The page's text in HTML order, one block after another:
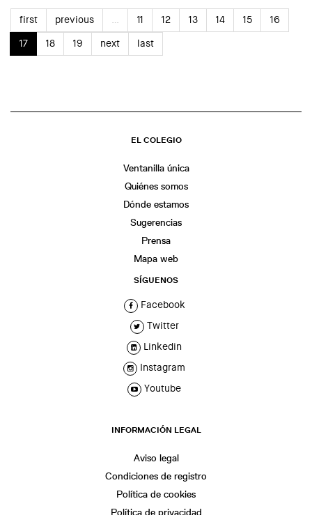
first previous … 11 12 13 14 15
16
17
18 19 next last
EL COLEGIO
Ventanilla única
Quiénes somos
Dónde estamos
Sugerencias
Prensa
Mapa web
SÍGUENOS
Facebook
Twitter
Linkedin
Instagram
Youtube
INFORMACIÓN LEGAL
Aviso legal
Condiciones de registro
Política de cookies
Política de privacidad